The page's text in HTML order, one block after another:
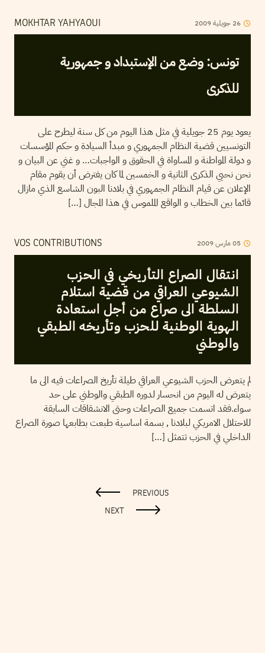
MOKHTAR YAHYAOUI 26 جويلية2009
تونس: وضع من الإستبداد و جمهورية
للذكرى
يعود يوم 25 جويلية في مثل هذا اليوم من كل سنة ليطرح على
التونسيين قضية النظام الجمهوري و مبدأ السيادة و حكم المؤسسات
و دولة المواطنة و المساواة في الحقوق و الواجبات… و غني عن البيان و
نحن نحيي الذكرى الثانية و الخمسين لما كان يفترض أن يقوم مقام
الإعلان عن قيام النظام الجمهوري في بلادنا البون الشاسع الذي مازال
قائما بين الخطاب و الواقع الملموس في هذا المجال […]
VOS CONTRIBUTIONS 05مارس2009
انتقال الصراع التأريخي في الحزب
الشيوعي العراقي من قضية استلام
السلطة الى صراع من أجل استعادة
الهوية الوطنية للحزب وتأريخه الطبقي
والوطني
لم يتعرض الحزب الشيوعي العراقي طيلة تأريخ الصراعات فيه الى ما
يتعرض له اليوم من انحسار لدوره الطبقي والوطني على حد
سواء.فقد اتسمت جميع الصراعات وحتى الانشقاقات السابقة
للاحتلال الامريكي لبلادنا , بسمة اساسية طبعت بطابعها صورة الصراع
الداخلي في الحزب تتمثل […]
PREVIOUS
NEXT